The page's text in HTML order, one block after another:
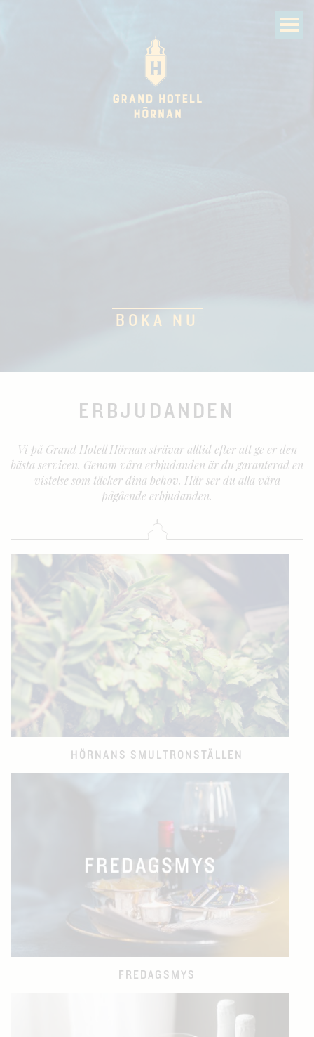
BOKA NU
ERBJUDANDEN
Vi på Grand Hotell Hörnan strävar alltid efter att ge er den
bästa servicen. Genom våra erbjudanden är du garanterad en
vistelse som täcker dina behov. Här ser du alla våra
pågående erbjudanden.
HÖRNANS SMULTRONSTÄLLEN
FREDAGSMYS